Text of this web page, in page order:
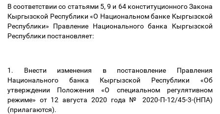
В соответствии со статьями 5, 9 и 64 конституционного Закона
Кыргызской Республики «О Национальном банке Кыргызской
Республики» Правление Национального банка Кыргызской
Республики постановляет:
1. Внести изменения в постановление Правления
Национального банка Кыргызской Республики «Об
утверждении Положения «О специальном регулятивном
режиме» от 12 августа 2020 года № 2020-П-12/45-3-(НПА)
(прилагаются).